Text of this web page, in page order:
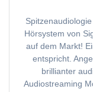
Hörsystem von
auf dem Markt!
entspricht.
brillianter
Audiostreaming